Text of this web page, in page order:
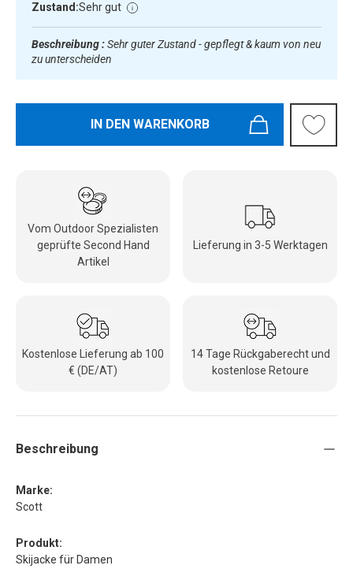
Zustand:Sehr gut
Beschreibung :Sehr guter Zustand - gepflegt & kaum von neu
zu unterscheiden
IN DEN WARENKORB
Vom Outdoor Spezialisten
geprüfte Second Hand
Artikel
Lieferung in 3-5 Werktagen
Kostenlose Lieferung ab 100
€ (DE/AT)
14 Tage Rückgaberecht und
kostenlose Retoure
Beschreibung
Marke:
Scott
Produkt:
Skijacke für Damen